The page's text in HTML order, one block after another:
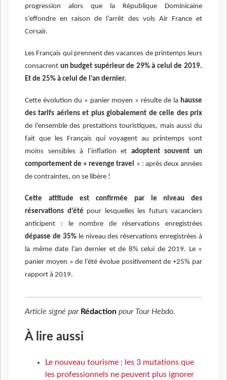
progression alors que la République Dominicaine
s’effondre en raison de l’arrêt des vols Air France et
Corsair.
Les Français qui prennent des vacances de printemps leurs
consacrent un budget supérieur de 29% à celui de 2019.
Et de 25% à celui de l’an dernier.
Cette évolution du « panier moyen » résulte de la hausse
des tarifs aériens et plus globalement de celle des prix
de l’ensemble des prestations touristiques, mais aussi du
fait que les Français qui voyagent au printemps sont
moins sensibles à l’inflation et adoptent souvent un
comportement de « revenge travel » : après deux années
de contraintes, on se libère !
Cette attitude est confirmée par le niveau des
réservations d’été pour lesquelles les futurs vacanciers
anticipent : le nombre de réservations enregistrées
dépasse de 35% le niveau des réservations enregistrées à
la même date l’an dernier et de 8% celui de 2019. Le «
panier moyen » de l’été évolue positivement de +25% par
rapport à 2019.
Article signé par Rédaction pour Tour Hebdo.
À lire aussi
Le nouveau tourisme : les 3 mutations que
les professionnels ne peuvent plus ignorer